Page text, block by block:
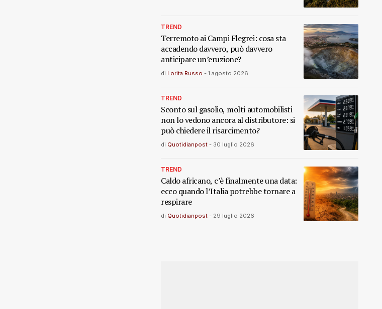
TREND
Terremoto ai Campi Flegrei: cosa sta
accadendo davvero, può davvero
anticipare un’eruzione?
di Lorita Russo - 1 agosto 2026
TREND
Sconto sul gasolio, molti automobilisti
non lo vedono ancora al distributore: si
può chiedere il risarcimento?
di Quotidianpost - 30 luglio 2026
TREND
Caldo africano, c’è finalmente una data:
ecco quando l’Italia potrebbe tornare a
respirare
di Quotidianpost - 29 luglio 2026